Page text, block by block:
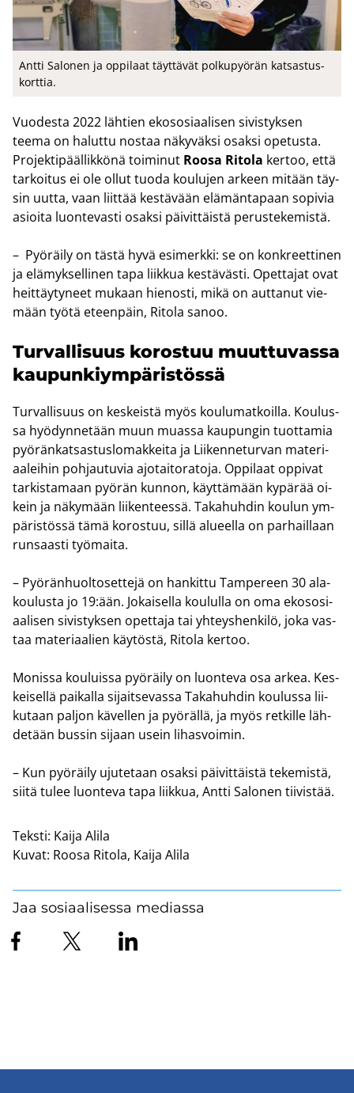
Antti Sa­lo­nen ja op­pi­laat täyt­tä­vät pol­ku­pyö­rän kat­sas­tus­
kort­tia.
Vuo­des­ta 2022 läh­tien eko­so­si­aa­li­sen si­vis­tyk­sen
teema on ha­lut­tu nos­taa nä­ky­väk­si osak­si ope­tus­ta.
Pro­jek­ti­pääl­lik­kö­nä toi­mi­nut Roosa Ri­to­la ker­too, että
tar­koi­tus ei ole ollut tuoda kou­lu­jen ar­keen mi­tään täy­
sin uutta, vaan liit­tää kes­tä­vään elä­män­ta­paan so­pi­via
asioi­ta luon­te­vas­ti osak­si päi­vit­täis­tä pe­rus­te­ke­mis­tä.
– Pyö­räi­ly on tästä hyvä esi­merk­ki: se on kon­kreet­ti­nen
ja elä­myk­sel­li­nen tapa liik­kua kes­tä­väs­ti. Opet­ta­jat ovat
heit­täy­ty­neet mu­kaan hie­nos­ti, mikä on aut­ta­nut vie­
mään työtä eteen­päin, Ri­to­la sanoo.
Tur­val­li­suus ko­ros­tuu muut­tu­vas­sa
kau­pun­kiym­pä­ris­tös­sä
Tur­val­li­suus on kes­keis­tä myös kou­lu­mat­koil­la. Kou­lus­
sa hyö­dyn­ne­tään muun muas­sa kau­pun­gin tuot­ta­mia
pyö­rän­kat­sas­tus­lo­mak­kei­ta ja Lii­ken­ne­tur­van ma­te­ri­
aa­lei­hin poh­jau­tu­via ajo­tai­to­ra­to­ja. Op­pi­laat op­pi­vat
tar­kis­ta­maan pyö­rän kun­non, käyt­tä­mään ky­pä­rää oi­
kein ja nä­ky­mään lii­ken­tees­sä. Ta­ka­huh­din kou­lun ym­
pä­ris­tös­sä tämä ko­ros­tuu, sillä alu­eel­la on par­hail­laan
run­saas­ti työ­mai­ta.
– Pyö­rän­huol­to­set­te­jä on han­kit­tu Tam­pe­reen 30 ala­
kou­lus­ta jo 19:ään. Jo­kai­sel­la kou­lul­la on oma eko­so­si­
aa­li­sen si­vis­tyk­sen opet­ta­ja tai yh­teys­hen­ki­lö, joka vas­
taa ma­te­ri­aa­lien käy­tös­tä, Ri­to­la ker­too.
Mo­nis­sa kou­luis­sa pyö­räi­ly on luon­te­va osa arkea. Kes­
kei­sel­lä pai­kal­la si­jait­se­vas­sa Ta­ka­huh­din kou­lus­sa lii­
ku­taan pal­jon kä­vel­len ja pyö­räl­lä, ja myös ret­kil­le läh­
de­tään bus­sin si­jaan usein li­has­voi­min.
– Kun pyö­räi­ly uju­te­taan osak­si päi­vit­täis­tä te­ke­mis­tä,
siitä tulee luon­te­va tapa liik­kua, Antti Sa­lo­nen tii­vis­tää.
Teksti: Kaija Alila
Kuvat: Roosa Ritola, Kaija Alila
Jaa sosiaalisessa mediassa